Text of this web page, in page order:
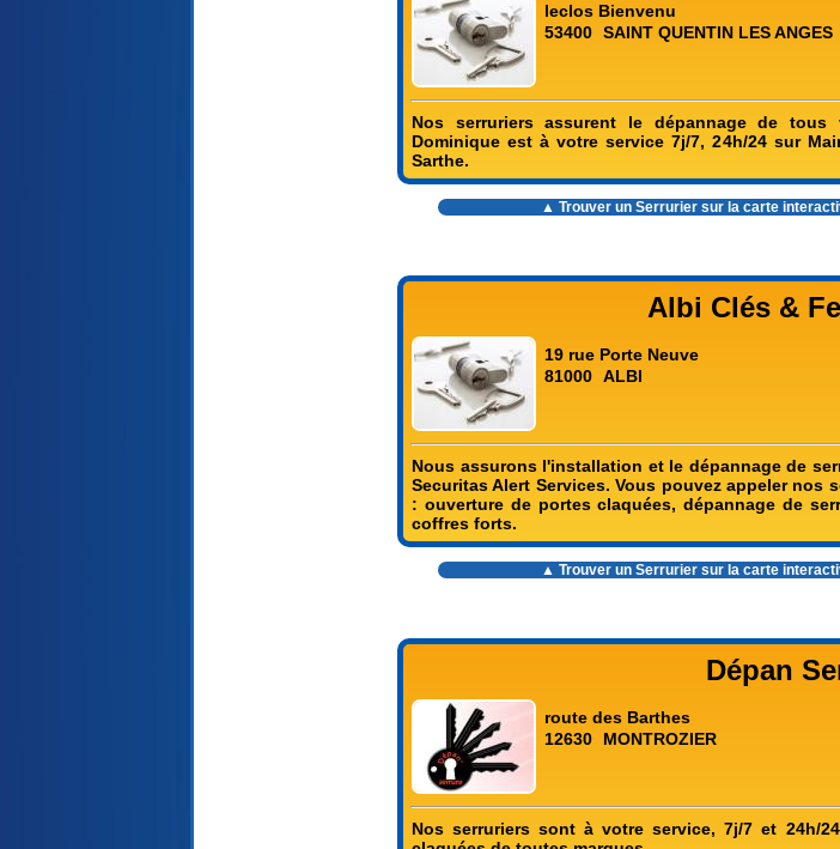
leclos Bienvenu
53400 SAINT QUENTIN LES ANGES
Nos serruriers assurent le dépannage de
Dominique est à votre service 7j/7, 24h/24 sur
Sarthe.
▲ Trouver un Serrurier sur la carte
Albi Clés &
19 rue Porte Neuve
81000 ALBI
Nous assurons l'installation et le dépannage de
Securitas Alert Services. Vous pouvez appeler nos
: ouverture de portes claquées, dépannage de
coffres forts.
▲ Trouver un Serrurier sur la carte
Dépan
route des Barthes
12630
MONTROZIER
Nos serruriers sont à votre service, 7j/7 et 24h/